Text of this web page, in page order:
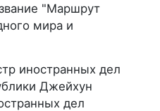
"Маршрут
мира и
иностранных дел
Джейхун
дел